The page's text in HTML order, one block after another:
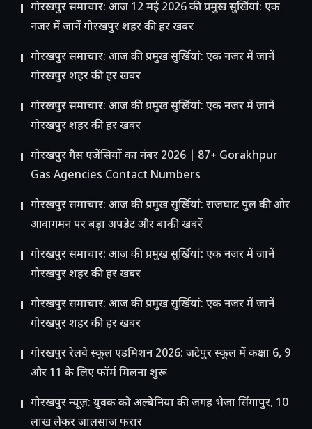
गोरखपुर समाचार: आज 12 मई 2026 की प्रमुख सुर्खियां: एक
नजर में जानें गोरखपुर शहर की हर खबर
गोरखपुर समाचार: आज की प्रमुख सुर्खियां: एक नजर में जानें
गोरखपुर शहर की हर खबर
गोरखपुर समाचार: आज की प्रमुख सुर्खियां: एक नजर में जानें
गोरखपुर शहर की हर खबर
गोरखपुर गैस एजेंसियों का नंबर 2026 | 87+ Gorakhpur
Gas Agencies Contact Numbers
गोरखपुर समाचार: आज की प्रमुख सुर्खियां: राजघाट पुल की ओर
आवागमन पर बड़ा अपडेट और बाकी खबरें
गोरखपुर समाचार: आज की प्रमुख सुर्खियां: एक नजर में जानें
गोरखपुर शहर की हर खबर
गोरखपुर समाचार: आज की प्रमुख सुर्खियां: एक नजर में जानें
गोरखपुर शहर की हर खबर
गोरखपुर रेलवे स्कूल एडमिशन 2026: जटेपुर स्कूल में कक्षा 6, 9
और 11 के लिए फॉर्म मिलना शुरू
गोरखपुर न्यूज़: युवक को अल्बेनिया की जगह भेजा सिंगापुर, 10
लाख लेकर जालसाज फरार